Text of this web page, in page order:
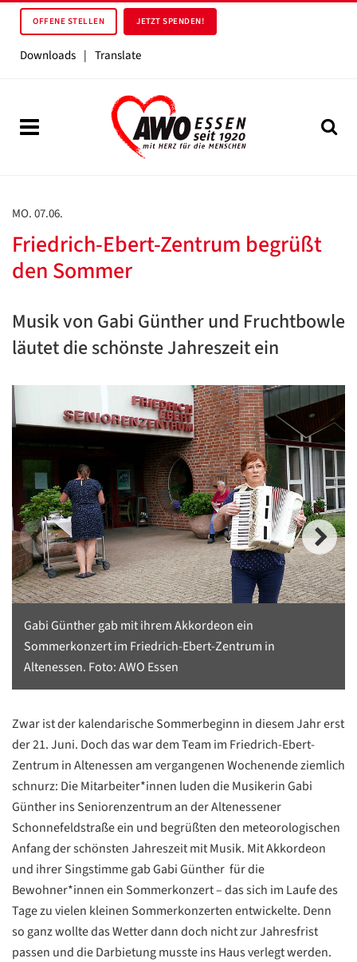
OFFENE STELLEN JETZT SPENDEN!
Downloads | Translate
MO. 07.06.
Friedrich-Ebert-Zentrum begrüßt
den Sommer
Musik von Gabi Günther und Fruchtbowle
läutet die schönste Jahreszeit ein
Gabi Günther gab mit ihrem Akkordeon ein
Sommerkonzert im Friedrich-Ebert-Zentrum in
Altenessen. Foto: AWO Essen
Zwar ist der kalendarische Sommerbeginn in diesem Jahr erst
der 21. Juni. Doch das war dem Team im Friedrich-Ebert-
Zentrum in Altenessen am vergangenen Wochenende ziemlich
schnurz: Die Mitarbeiter*innen luden die Musikerin Gabi
Günther ins Seniorenzentrum an der Altenessener
Schonnefeldstraße ein und begrüßten den meteorologischen
Anfang der schönsten Jahreszeit mit Musik. Mit Akkordeon
und ihrer Singstimme gab Gabi Günther für die
Bewohner*innen ein Sommerkonzert – das sich im Laufe des
Tage zu vielen kleinen Sommerkonzerten entwickelte. Denn
so ganz wollte das Wetter dann doch nicht zur Jahresfrist
passen und die Darbietung musste ins Haus verlegt werden.